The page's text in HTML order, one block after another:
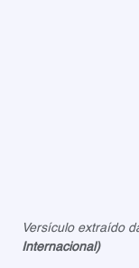
Versículo extraído
Internacional)